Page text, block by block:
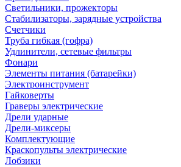
Светильники, прожекторы
Стабилизаторы, зарядные устройства
Счетчики
Труба гибкая (гофра)
Удлинители, сетевые фильтры
Фонари
Элементы питания (батарейки)
Электроинструмент
Гайковерты
Граверы электрические
Дрели ударные
Дрели-миксеры
Комплектующие
Краскопульты электрические
Лобзики